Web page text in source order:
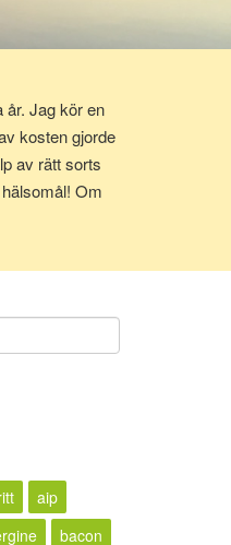
år. Jag kör en
kosten gjorde
av rätt sorts
Om
aip
bacon